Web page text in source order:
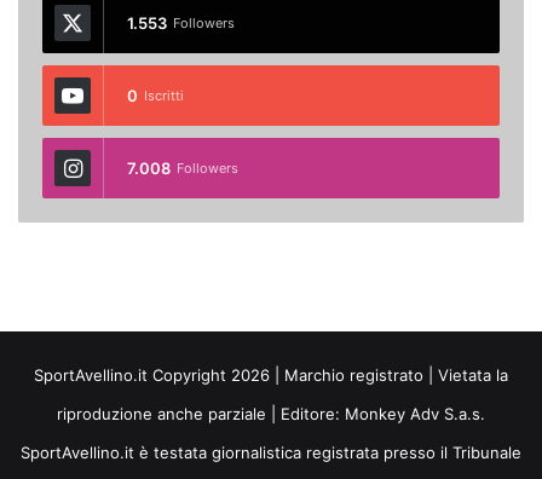
1.553 Followers
0 Iscritti
7.008 Followers
SportAvellino.it Copyright 2026 | Marchio registrato | Vietata la
riproduzione anche parziale | Editore: Monkey Adv S.a.s.
SportAvellino.it è testata giornalistica registrata presso il Tribunale